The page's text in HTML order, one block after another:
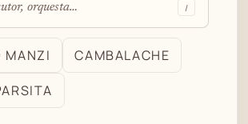
/
MANZI
CAMBALACHE